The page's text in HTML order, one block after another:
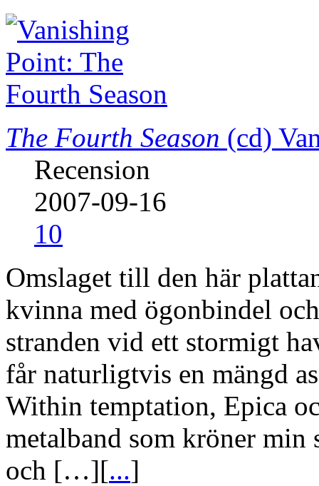
The Fourth Season (cd)
Recension
2007-09-16
10
Omslaget till den här
kvinna med ögonbindel
stranden vid ett stormigt
får naturligtvis en mängd
Within temptation, Epica
metalband som kröner
och […][...]